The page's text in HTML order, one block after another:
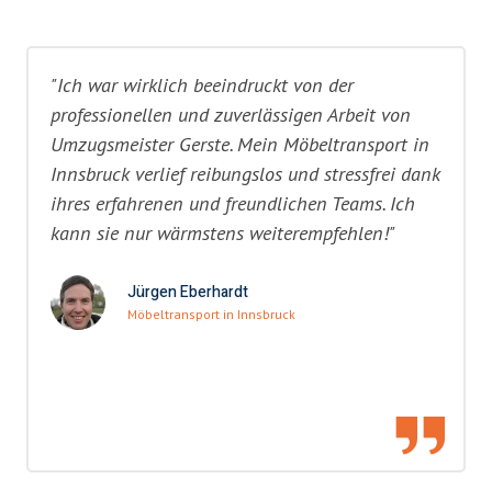
"Ich war wirklich beeindruckt von der
professionellen und zuverlässigen Arbeit von
Umzugsmeister Gerste. Mein Möbeltransport in
Innsbruck verlief reibungslos und stressfrei dank
ihres erfahrenen und freundlichen Teams. Ich
kann sie nur wärmstens weiterempfehlen!"
Jürgen Eberhardt
Möbeltransport in Innsbruck